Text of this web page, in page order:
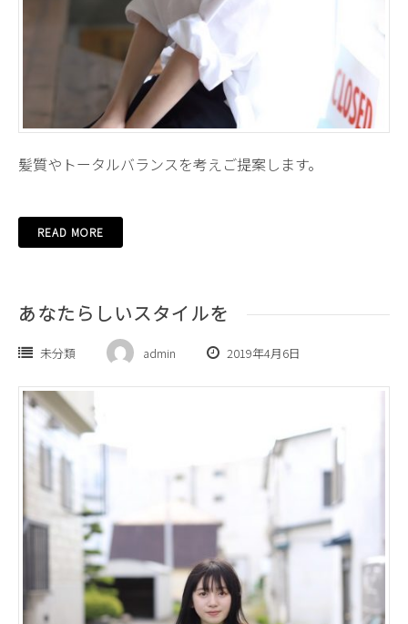
髪質やトータルバランスを考えご提案します。
READ MORE
あなたらしいスタイルを
未分類 admin 2019年4月6日